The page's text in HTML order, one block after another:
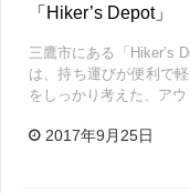
「Hiker’s Depot」
三鷹市にある「Hiker’s
は、持ち運びが便利で
をしっかり考えた、ア
2017年9月25日